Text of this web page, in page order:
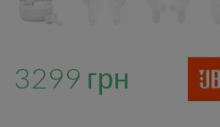
3299 грн